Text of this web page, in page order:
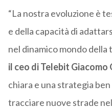
“La nostra evoluzione è
e della capacità di
nel dinamico mondo
il ceo di Telebit Giacomo
chiara e una strategia
tracciare nuove strade